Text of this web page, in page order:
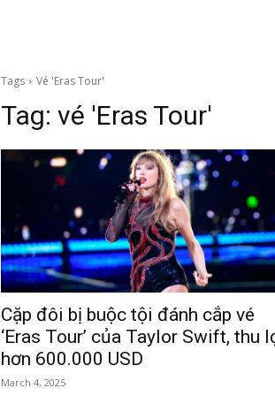
Tags Vé 'Eras Tour'
Tag: vé 'Eras Tour'
Cặp đôi bị buộc tội đánh cắp vé
‘Eras Tour’ của Taylor Swift, thu
hơn 600.000 USD
March 4, 2025